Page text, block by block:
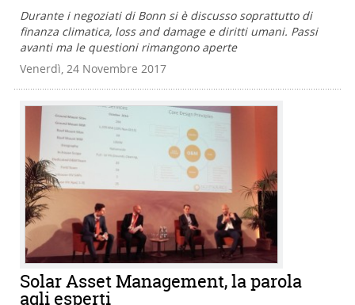
Durante i negoziati di Bonn si è discusso soprattutto di
finanza climatica, loss and damage e diritti umani. Passi
avanti ma le questioni rimangono aperte
Venerdì, 24 Novembre 2017
Solar Asset Management, la parola
agli esperti